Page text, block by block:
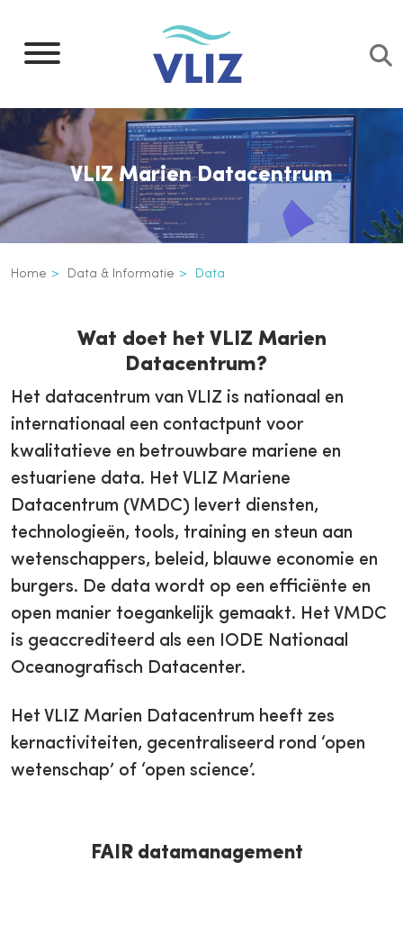
naar
inhoud
gaan
VLIZ Marien Datacentrum
Kruimelpad
Home Data & Informatie Data
navigation
Wat doet het VLIZ Marien
Datacentrum?
Het datacentrum van VLIZ is nationaal en
internationaal een contactpunt voor
kwalitatieve en betrouwbare mariene en
estuariene data. Het VLIZ Mariene
Datacentrum (VMDC) levert diensten,
technologieën, tools, training en steun aan
wetenschappers, beleid, blauwe economie en
burgers. De data wordt op een efficiënte en
open manier toegankelijk gemaakt. Het VMDC
is geaccrediteerd als een IODE Nationaal
Oceanografisch Datacenter.
Het VLIZ Marien Datacentrum heeft zes
kernactiviteiten, gecentraliseerd rond ‘open
wetenschap’ of ‘open science’.
FAIR datamanagement